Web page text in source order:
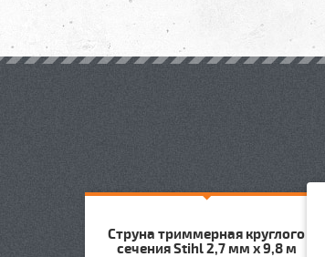
Струна триммерная круглого
сечения Stihl 2,7 мм х 9,8 м